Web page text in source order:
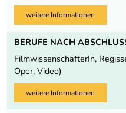
weitere Informationen
BERUFE NACH
FilmwissenschafterIn,
Oper, Video)
weitere Informationen